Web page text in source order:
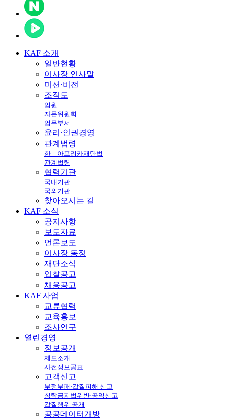
KAF 소개
일반현황
이사장 인사말
미션·비전
조직도
임원
자문위원회
업무부서
윤리·인권경영
관계법령
한ㆍ아프리카재단법
관계법령
협력기관
국내기관
국외기관
찾아오시는 길
KAF 소식
공지사항
보도자료
언론보도
이사장 동정
재단소식
입찰공고
채용공고
KAF 사업
교류협력
교육홍보
조사연구
열린경영
정보공개
제도소개
사전정보공표
고객신고
부정부패·갑질피해 신고
청탁금지법위반·공익신고
갑질행위 공개
공공데이터개방